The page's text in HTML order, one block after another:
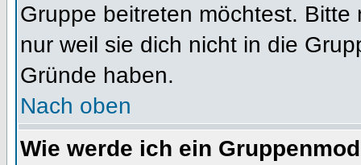
Gruppe beitreten möchtest.
nur weil sie dich nicht in die
Gründe haben.
Nach oben
Wie werde ich ein